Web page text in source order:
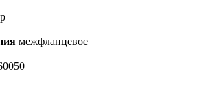
межфланцевое